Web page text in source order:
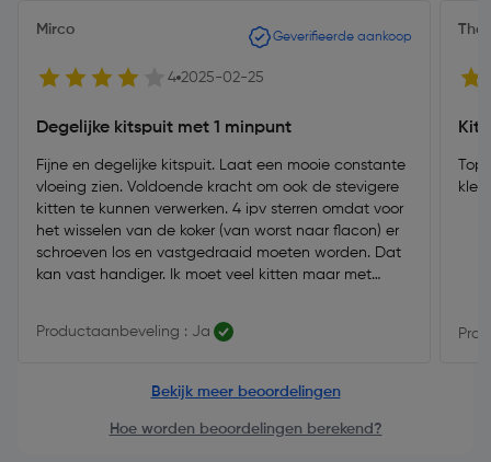
Mirco Geverifieerde aankoop
4 2025-02-25
Degelijke kitspuit met 1 minpunt
Fijne en degelijke kitspuit. Laat een mooie constante
vloeing zien. Voldoende kracht om ook de stevigere
kitten te kunnen verwerken. 4 ipv sterren omdat voor
het wisselen van de koker (van worst naar flacon) er
schroeven los en vastgedraaid moeten worden. Dat
kan vast handiger. Ik moet veel kitten maar met
Productaanbeveling : Ja
The
Bekijk meer beoordelingen
Hoe worden beoordelingen berekend?